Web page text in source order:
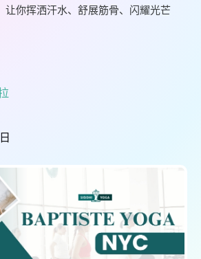
让你挥洒汗水、舒展筋骨、闪耀光芒